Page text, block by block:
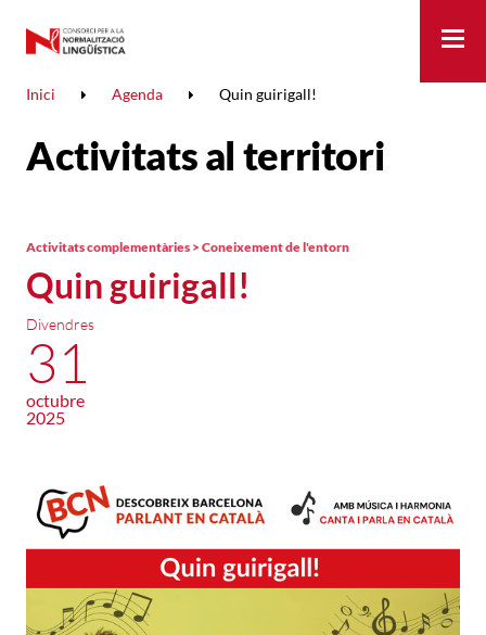
Inici Agenda Quin guirigall!
Activitats al territori
Quin guirigall!
Activitats complementàries > Coneixement de l'entorn
Divendres
31
octubre
2025